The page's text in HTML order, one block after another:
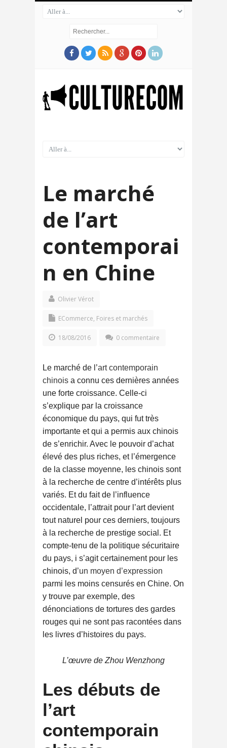
Le marché
de l’art
contemporai
n en Chine
Olivier Vérot
ECommerce, Foires et marchés
18/08/2016 0 commentaire
Le marché de l’art contemporain
chinois a connu ces dernières années
une forte croissance. Celle-ci
s’explique par la croissance
économique du pays, qui fut très
importante et qui a permis aux chinois
de s’enrichir. Avec le pouvoir d’achat
élevé des plus riches, et l’émergence
de la classe moyenne, les chinois sont
à la recherche de centre d’intérêts plus
variés. Et du fait de l’influence
occidentale, l’attrait pour l’art devient
tout naturel pour ces derniers, toujours
à la recherche de prestige social. Et
compte-tenu de la politique sécuritaire
du pays, i s’agit certainement pour les
chinois, d’un moyen d’expression
parmi les moins censurés en Chine. On
y trouve par exemple, des
dénonciations de tortures des gardes
rouges qui ne sont pas racontées dans
les livres d’histoires du pays.
L’œuvre de Zhou Wenzhong
Les débuts de
l’art
contemporain